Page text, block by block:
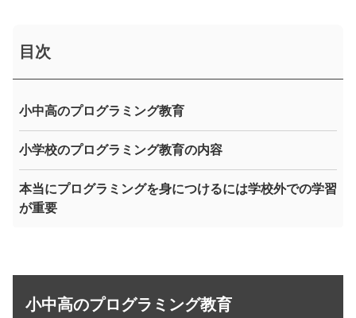
目次
小中高のプログラミング教育
小学校のプログラミング教育の内容
本当にプログラミングを身につけるには学校外での学習
が重要
小中高のプログラミング教育